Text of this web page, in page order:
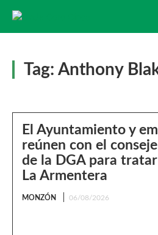
Tag: Anthony
El Ayuntamiento y
reúnen con el
de la DGA para
La Armentera
MONZÓN 06/08/2026